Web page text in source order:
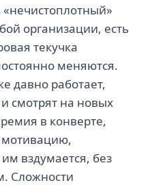
организации, есть
текучка
меняются.
давно работает,
смотрят на новых
в конверте,
мотивацию,
вздумается, без
Сложности